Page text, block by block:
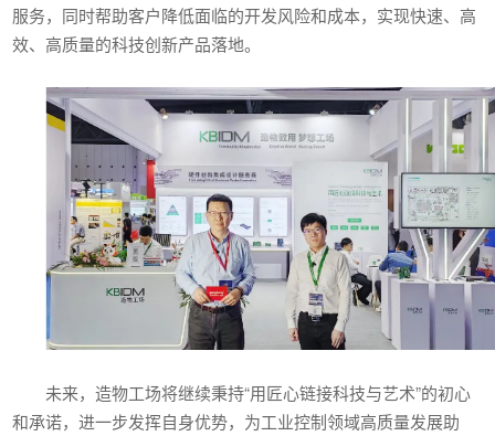
服务，同时帮助客户降低面临的开发风险和成本，实现快速、高
效、高质量的科技创新产品落地。
未来，造物工场将继续秉持“用匠心链接科技与艺术”的初心
和承诺，进一步发挥自身优势，为工业控制领域高质量发展助